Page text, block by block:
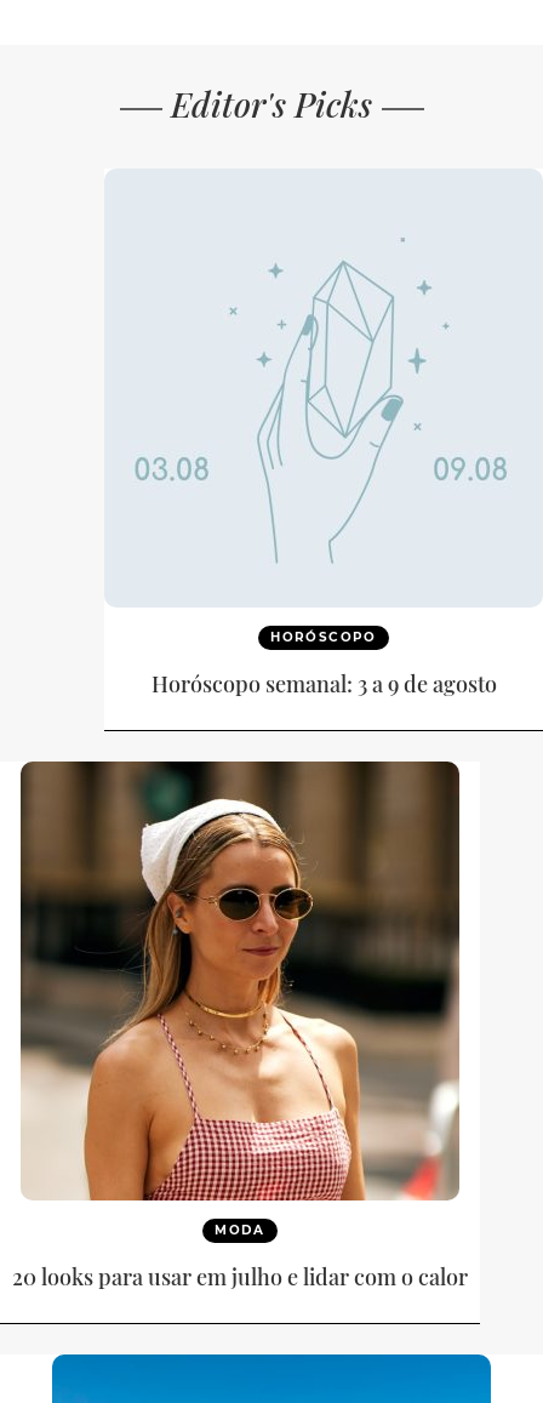
Editor's Picks
HORÓSCOPO
Horóscopo semanal: 3 a 9 de agosto
MODA
20 looks para usar em julho e lidar com o calor